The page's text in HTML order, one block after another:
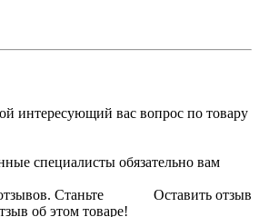
интересующий вас вопрос по товару
специалисты обязательно вам
Оставить отзыв
Станьте
об этом товаре!